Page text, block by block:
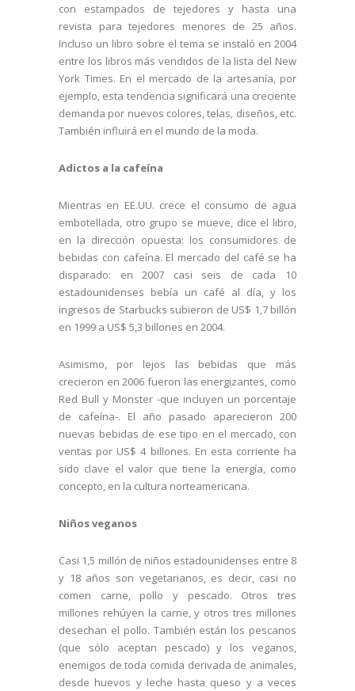
con estampados de tejedores y hasta una
revista para tejedores menores de 25 años.
Incluso un libro sobre el tema se instaló en 2004
entre los libros más vendidos de la lista del New
York Times. En el mercado de la artesanía, por
ejemplo, esta tendencia significará una creciente
demanda por nuevos colores, telas, diseños, etc.
También influirá en el mundo de la moda.
Adictos a la cafeína
Mientras en EE.UU. crece el consumo de agua
embotellada, otro grupo se mueve, dice el libro,
en la dirección opuesta: los consumidores de
bebidas con cafeína. El mercado del café se ha
disparado: en 2007 casi seis de cada 10
estadounidenses bebía un café al día, y los
ingresos de Starbucks subieron de US$ 1,7 billón
en 1999 a US$ 5,3 billones en 2004.
Asimismo, por lejos las bebidas que más
crecieron en 2006 fueron las energizantes, como
Red Bull y Monster -que incluyen un porcentaje
de cafeína-. El año pasado aparecieron 200
nuevas bebidas de ese tipo en el mercado, con
ventas por US$ 4 billones. En esta corriente ha
sido clave el valor que tiene la energía, como
concepto, en la cultura norteamericana.
Niños veganos
Casi 1,5 millón de niños estadounidenses entre 8
y 18 años son vegetarianos, es decir, casi no
comen carne, pollo y pescado. Otros tres
millones rehúyen la carne, y otros tres millones
desechan el pollo. También están los pescanos
(que sólo aceptan pescado) y los veganos,
enemigos de toda comida derivada de animales,
desde huevos y leche hasta queso y a veces